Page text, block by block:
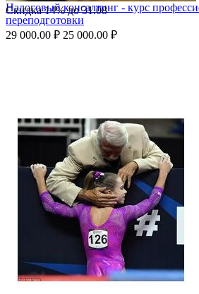
Скидка14%до31.08
Налоговый консалтинг - курс
переподготовки
29 000.00 ₽ 25 000.00 ₽